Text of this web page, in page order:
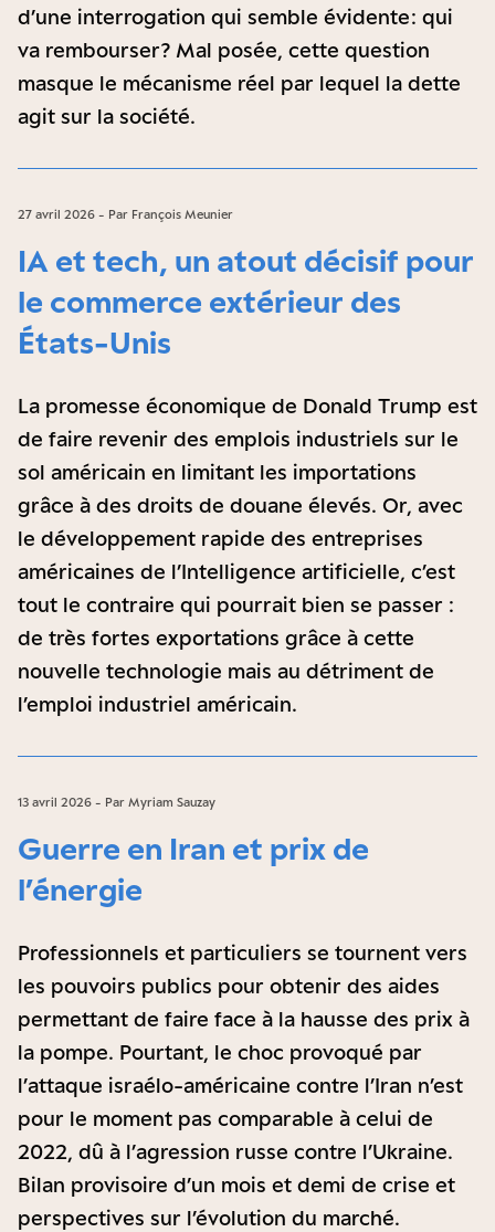
d’une interrogation qui semble évidente : qui
va rembourser ? Mal posée, cette question
masque le mécanisme réel par lequel la dette
agit sur la société.
27 avril 2026 - Par François Meunier
IA et tech, un atout décisif pour
le commerce extérieur des
États-Unis
La promesse économique de Donald Trump est
de faire revenir des emplois industriels sur le
sol américain en limitant les importations
grâce à des droits de douane élevés. Or, avec
le développement rapide des entreprises
américaines de l’Intelligence artificielle, c’est
tout le contraire qui pourrait bien se passer :
de très fortes exportations grâce à cette
nouvelle technologie mais au détriment de
l’emploi industriel américain.
13 avril 2026 - Par Myriam Sauzay
Guerre en Iran et prix de
l’énergie
Professionnels et particuliers se tournent vers
les pouvoirs publics pour obtenir des aides
permettant de faire face à la hausse des prix à
la pompe. Pourtant, le choc provoqué par
l’attaque israélo-américaine contre l’Iran n’est
pour le moment pas comparable à celui de
2022, dû à l’agression russe contre l’Ukraine.
Bilan provisoire d’un mois et demi de crise et
perspectives sur l’évolution du marché.